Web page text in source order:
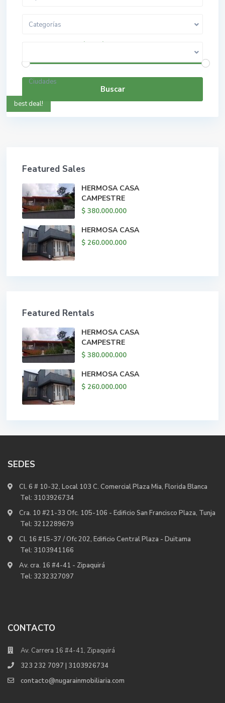
Categorías
Rango de precios: $ 0 a $ 5.000.000.000
Ciudades
Buscar
best deal!
Featured Sales
HERMOSA CASA
CAMPESTRE
$ 380.000.000
HERMOSA CASA
$ 260.000.000
Featured Rentals
HERMOSA CASA
CAMPESTRE
$ 380.000.000
HERMOSA CASA
$ 260.000.000
SEDES
Cl. 6 # 10-32, Local 103 C. Comercial Plaza Mia, Florida Blanca
Tel: 3103926734
Cra. 10 #21-33 Ofc. 105-106 - Edificio San Francisco Plaza, Tunja
Tel: 3212289679
Cl. 16 #15-37 / Ofc 202, Edificio Central Plaza - Duitama
Tel: 3103941166
Av. cra. 16 #4-41 - Zipaquirá
Tel: 3232327097
CONTACTO
Av. Carrera 16 #4-41, Zipaquirá
323 232 7097 | 3103926734
contacto@nugarainmobiliaria.com